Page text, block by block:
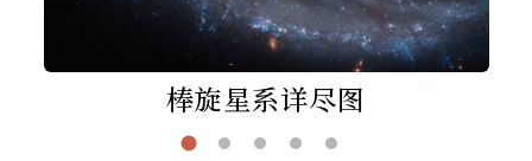
棒旋星系详尽图